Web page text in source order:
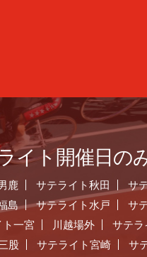
イト開催日の
鹿 サテライト秋田
サ
島
サテライト水戸
サ
一宮
川越場外
サテラ
股
サテライト宮崎 サ